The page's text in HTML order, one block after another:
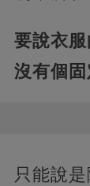
要說衣
沒有個固
只能說